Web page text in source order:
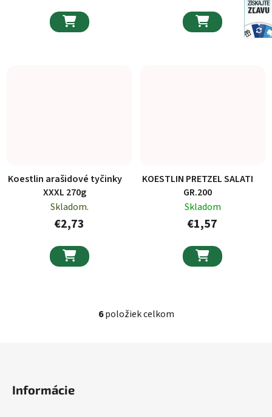
 
Koestlin arašidové tyčinky
XXXL 270g
Skladom.
€2,73

KOESTLIN PRETZEL SALATI
GR.200
Skladom
€1,57

Ovládacie prvky výpisu
6položiek celkom
Informácie